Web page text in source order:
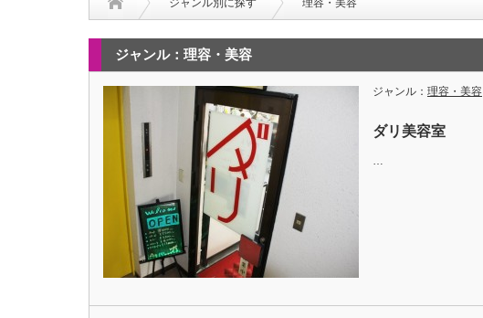
ジャンル別に探す 理容・美容
ジャンル：理容・美容
ジャンル： 理容・美容
ダリ美容室
…